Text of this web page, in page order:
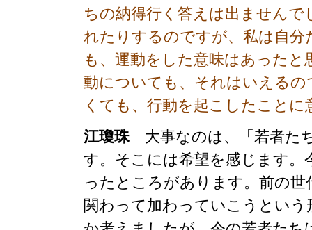
ちの納得行く答えは出ません
れたりするのですが、私は自
も、運動をした意味はあった
動についても、それはいえる
くても、行動を起こしたこと
江瓊珠大事なのは、「若者た
す。そこには希望を感じます。
ったところがあります。前の
関わって加わっていこうとい